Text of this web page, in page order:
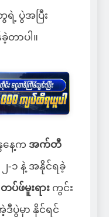
ပွဲအပြီး
တာပါ။
နေ့က အက်တီ
-၁ နဲ့ အနိုင်ရခဲ့
တပ်ဖ်မူးရား ကွင်း
ဒီပွဲမှာ နိုင်ရင်